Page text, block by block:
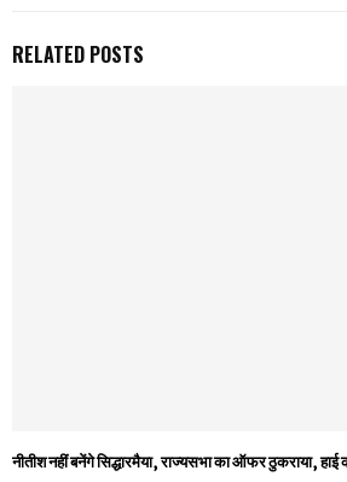
RELATED POSTS
नीतीश नहीं बनेंगे सिद्धारमैया, राज्‍यसभा का ऑफर ठुकराया, हाई